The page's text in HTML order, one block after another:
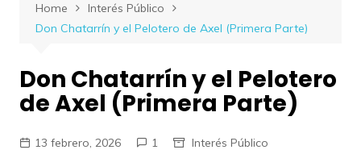
Home
Interés Público
Don Chatarrín y el Pelotero de Axel (Primera Parte)
Don Chatarrín y el Pelotero
de Axel (Primera Parte)
13 febrero, 2026 1 Interés Público